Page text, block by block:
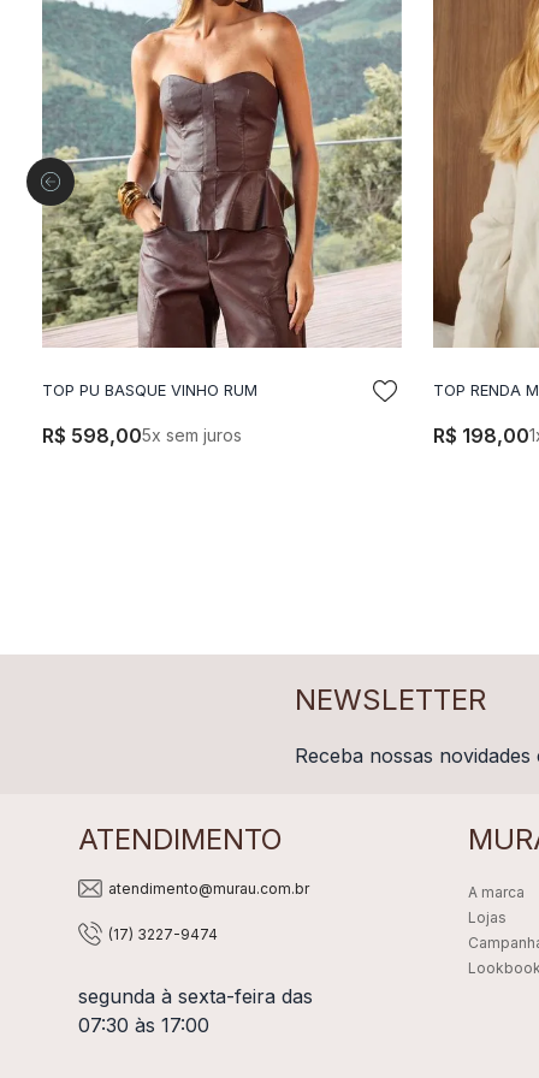
ADICIONAR A SACOLA
TOP PU BASQUE VINHO RUM
R$ 598,005x sem juros
TOP RENDA
R$ 198,001
NEWSLETTER
Receba nossas
ATENDIMENTO
atendimento@murau.com.br
(17) 3227-9474
segunda à sexta-feira das
07:30 às 17:00
A marca
Lojas